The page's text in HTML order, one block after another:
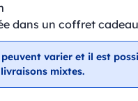
dans un coffret cadeau
varier et il est
mixtes.